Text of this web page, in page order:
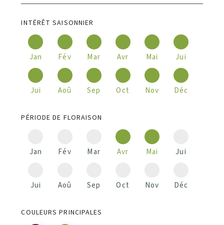
INTÉRÊT SAISONNIER
Jan Fév Mar Avr Mai Jui
Jui Aoû Sep Oct Nov Déc
PÉRIODE DE FLORAISON
Jan Fév Mar Avr Mai Jui
Jui Aoû Sep Oct Nov Déc
COULEURS PRINCIPALES